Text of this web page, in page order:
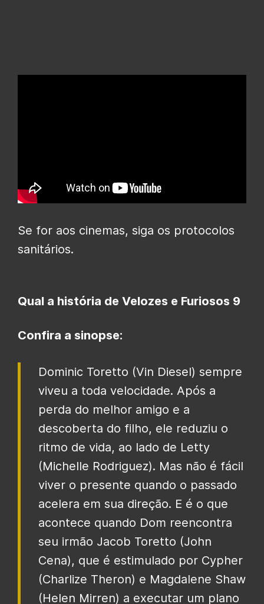
Se for aos cinemas, siga os protocolos
sanitários.
Qual a história de Velozes e Furiosos 9
Confira a sinopse:
Dominic Toretto (Vin Diesel) sempre
viveu a toda velocidade. Após a
perda do melhor amigo e a
descoberta do filho, ele reduziu o
ritmo de vida, ao lado de Letty
(Michelle Rodriguez). Mas não é fácil
viver o presente quando o passado
acelera em sua direção. E é o que
acontece quando Dom reencontra
seu irmão Jacob Toretto (John
Cena), que é estimulado por Cypher
(Charlize Theron) e Magdalene Shaw
(Helen Mirren) a executar um plano